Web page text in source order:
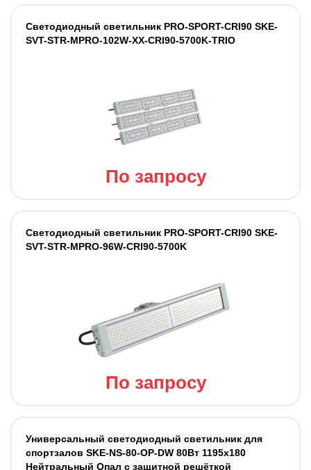
Светодиодный светильник PRO-SPORT-CRI90 SKE-
SVT-STR-MPRO-102W-XX-CRI90-5700K-TRIO
По запросу
Светодиодный светильник PRO-SPORT-CRI90 SKE-
SVT-STR-MPRO-96W-CRI90-5700K
По запросу
Универсальный светодиодный светильник для
спортзалов SKE-NS-80-OP-DW 80Вт 1195х180
Нейтральный Опал с защитной решёткой